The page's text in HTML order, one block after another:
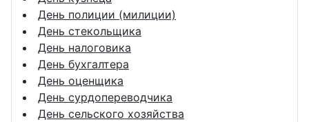
День полиции (милиции)
День стекольщика
День налоговика
День бухгалтера
День оценщика
День сурдопереводчика
День сельского хозяйства